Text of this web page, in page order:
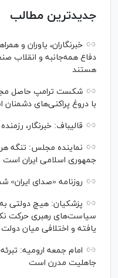
جدیدترین مطالب
خبرنگاران، یاوران و
دفاع همه‌جانبه و انقلاب
هستند
شکست ترامپ حاصل
با دروغ پراکنی‌های
قالیباف: خبرنگار،
نماینده مجلس: تنگه
جمهوری اسلامی ایران است
روزنامه «صدای ایران» شماره ۴۱۲|
پزشکیان: هیچ دولتی
سیاست‌های رهبری حرکت
یافته و اختلافی میان
امام جمعه ارومیه:
جاهلیت مدرن است